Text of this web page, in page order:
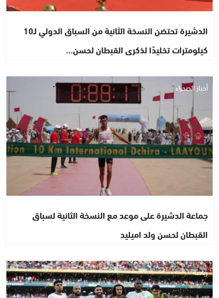
الدشيرة تحتضن النسخة الثانية من السباق الدولي لـ10
كيلومترات تخليدًا لذكرى القبطان لحسن…
أخبار الصحراء
جماعة الدشيرة على موعد مع النسخة الثانية لسباق
القبطان لحسن ولد اميليد
رياضة